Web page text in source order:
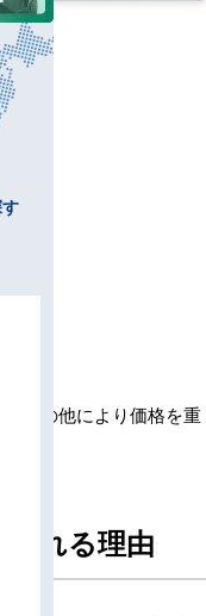
この他により価格を重
れる理由